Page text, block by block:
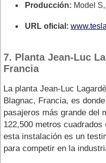
Producción: Model
URL oficial:
7. Planta Jean-Luc
Francia
La planta Jean-Luc
Blagnac, Francia, es
pasajeros más grande del
122,500 metros
esta instalación es un
para competir en la